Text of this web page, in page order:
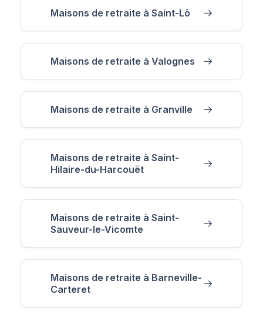
Maisons de retraite à Saint-Lô
Maisons de retraite à Valognes
Maisons de retraite à Granville
Maisons de retraite à Saint-
Hilaire-du-Harcouët
Maisons de retraite à Saint-
Sauveur-le-Vicomte
Maisons de retraite à Barneville-
Carteret